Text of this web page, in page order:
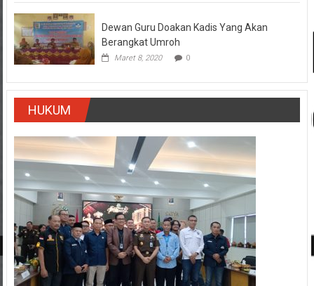
Dewan Guru Doakan Kadis Yang Akan
Berangkat Umroh
Maret 8, 2020 0
HUKUM